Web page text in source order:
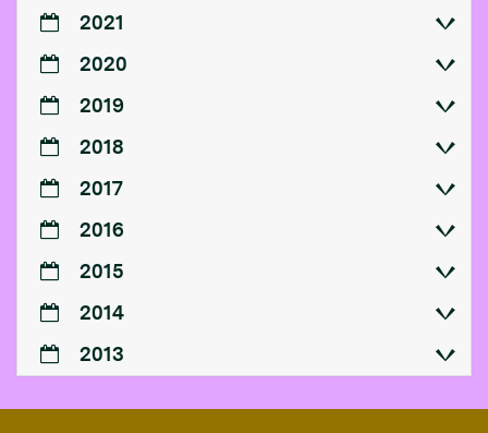
2021
2020
2019
2018
2017
2016
2015
2014
2013